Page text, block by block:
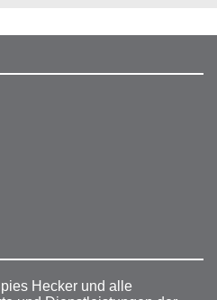
Hecker und alle